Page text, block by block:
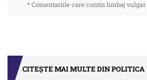
* Comentariile care contin limbaj vulgar
CITEȘTE MAI MULTE DIN POLITICA